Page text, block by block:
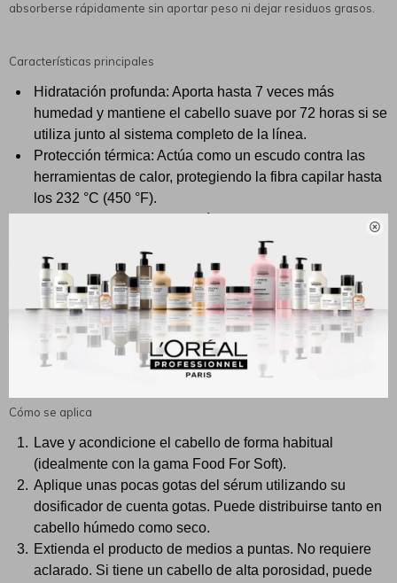

absorberse rápidamente sin aportar peso ni dejar residuos grasos.
Características principales
Hidratación profunda: Aporta hasta 7 veces más
humedad y mantiene el cabello suave por 72 horas si se
utiliza junto al sistema completo de la línea.
Protección térmica: Actúa como un escudo contra las
herramientas de calor, protegiendo la fibra capilar hasta
los 232 °C (450 °F).
reduciendo notablemente el encrespamiento y las
puntas abiertas.
Brillo extremo: Duplica el brillo natural del cabello,
dejándolo con un acabado sedoso y saludable.
Fórmula responsable: Es un producto completamente
vegano y libre de crueldad animal.
Cómo se aplica
Lave y acondicione el cabello de forma habitual
(idealmente con la gama Food For Soft).
Aplique unas pocas gotas del sérum utilizando su
dosificador de cuenta gotas. Puede distribuirse tanto en
cabello húmedo como seco.
Extienda el producto de medios a puntas. No requiere
aclarado. Si tiene un cabello de alta porosidad, puede